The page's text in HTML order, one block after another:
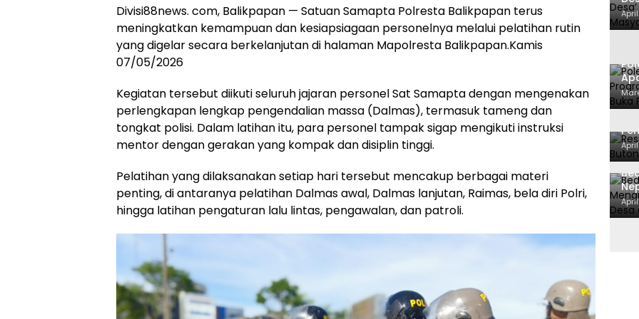
Divisi88news. com, Balikpapan — Satuan Samapta Polresta Balikpapan terus
meningkatkan kemampuan dan kesiapsiagaan personelnya melalui pelatihan rutin
yang digelar secara berkelanjutan di halaman Mapolresta Balikpapan.Kamis
07/05/2026
Kegiatan tersebut diikuti seluruh jajaran personel Sat Samapta dengan mengenakan
perlengkapan lengkap pengendalian massa (Dalmas), termasuk tameng dan
tongkat polisi. Dalam latihan itu, para personel tampak sigap mengikuti instruksi
mentor dengan gerakan yang kompak dan disiplin tinggi.
Pelatihan yang dilaksanakan setiap hari tersebut mencakup berbagai materi
penting, di antaranya pelatihan Dalmas awal, Dalmas lanjutan, Raimas, bela diri Polri,
hingga latihan pengaturan lalu lintas, pengawalan, dan patroli.